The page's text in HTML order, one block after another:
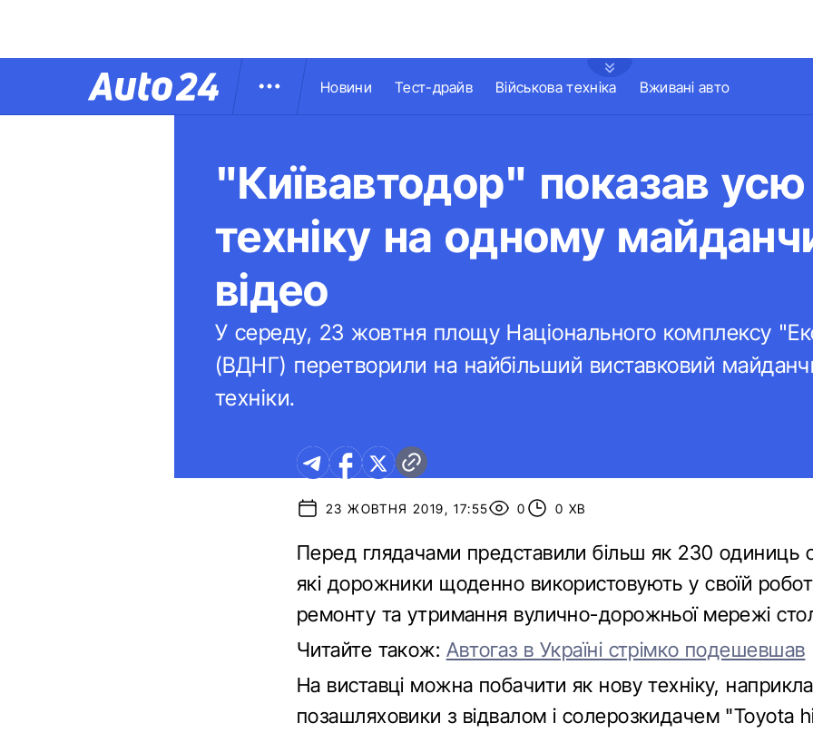
Новини Тест-драйв Військова техніка Вживані авто
"Київавтодор" показав
техніку на одному
відео
У середу, 23 жовтня площу Національного комплексу
(ВДНГ) перетворили на найбільший виставковий
техніки.
23 ЖОВТНЯ 2019, 17:55 0 0 ХВ
Перед глядачами представили більш як 230 одиниць
які дорожники щоденно використовують у своїй
ремонту та утримання вулично-дорожньої мережі
Читайте також: Автогаз в Україні стрімко подешевшав
На виставці можна побачити як нову техніку,
позашляховики з відвалом і солерозкидачем "Toyota